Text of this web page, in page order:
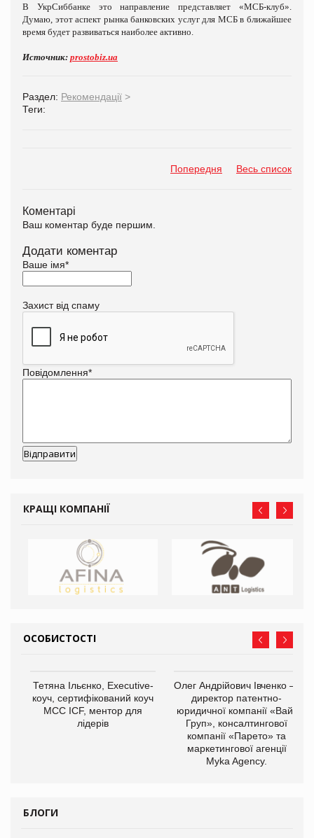
В УкрСиббанке это направление представляет «МСБ-клуб».
Думаю, этот аспект рынка банковских услуг для МСБ в ближайшее
время будет развиваться наиболее активно.
Источник: prostobiz.ua
Раздел: Рекомендації >
Теги:
Попередня Весь список
Коментарі
Ваш коментар буде першим.
Додати коментар
Ваше імя*
Захист від спаму
Повідомлення*
КРАЩІ КОМПАНІЇ
ОСОБИСТОСТІ
Тетяна Ільєнко, Executive-
коуч, сертифікований коуч
МСС ICF, ментор для
лідерів
Олег Андрійович Івченко —
директор патентно-
юридичної компанії «Вайз
Груп», консалтингової
компанії «Парето» та
маркетингової агенції
Myka Agency.
БЛОГИ